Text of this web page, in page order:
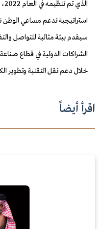
استراتيجية تدعم مساعي
سيقدم بيئة مثالية للتواصل
الشراكات الدولية في قطاع
خلال دعم نقل التقنية وتطوير
اقرأ أيضاً